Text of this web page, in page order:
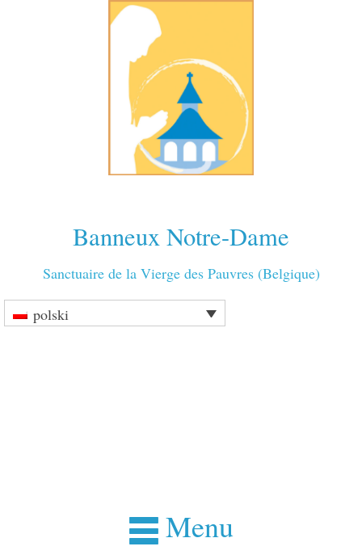
Banneux Notre-Dame
Sanctuaire de la Vierge des Pauvres (Belgique)
polski
Menu